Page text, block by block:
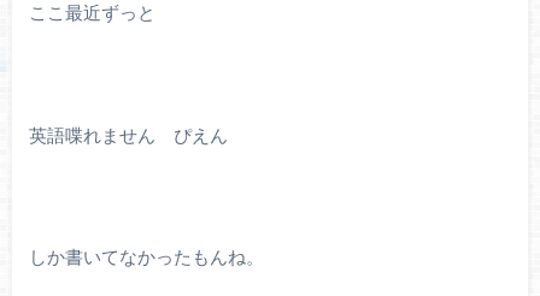
ここ最近ずっと
英語喋れません ぴえん
しか書いてなかったもんね。